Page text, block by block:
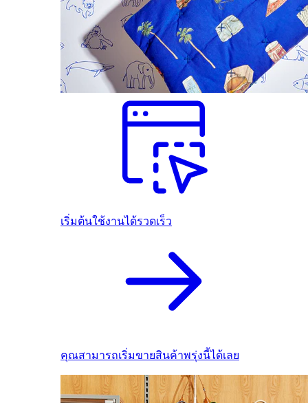
เริ่มต้นใช้งานได้รวดเร็ว
คุณสามารถเริ่มขายสินค้าพรุ่งนี้ได้เลย